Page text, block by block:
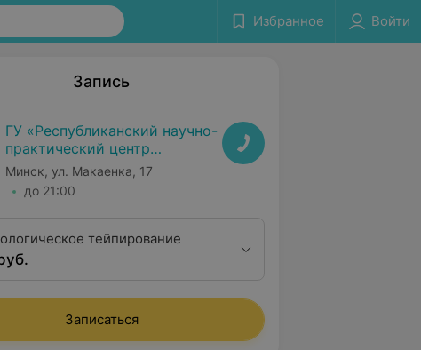
Избранное Войти
Запись
ГУ «Республиканский научно-
практический центр
медицинской экспертизы и
реабилитаци»
Минск, ул. Макаенка, 17
до 21:00
тейпирование
Записаться